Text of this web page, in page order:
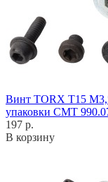
Винт TORX T15
упаковки CMT
197 р.
В корзину